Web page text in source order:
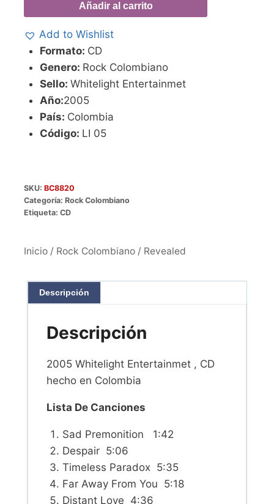
Añadir al carrito
Add to Wishlist
Formato: CD
Genero: Rock Colombiano
Sello: Whitelight Entertainmet
Año:2005
País: Colombia
Código: LI 05
SKU: BC8820
Categoría: Rock Colombiano
Etiqueta: CD
Inicio / Rock Colombiano / Revealed
Descripción
Descripción
2005 Whitelight Entertainmet , CD
hecho en Colombia
Lista De Canciones
Sad Premonition 1:42
Despair 5:06
Timeless Paradox 5:35
Far Away From You 5:18
Distant Love 4:36